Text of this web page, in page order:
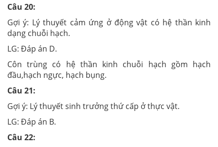
Câu 20:
Gợi ý: Lý thuyết cảm ứng ở động vật có hệ thần kinh
dạng chuỗi hạch.
LG: Đáp án D.
Côn trùng có hệ thần kinh chuỗi hạch gồm hạch
đầu,hạch ngực, hạch bụng.
Câu 21:
Gợi ý: Lý thuyết sinh trưởng thứ cấp ở thực vật.
LG: Đáp án B.
Câu 22: